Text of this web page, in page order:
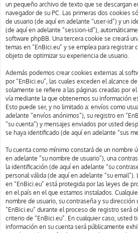
un pequeño archivo de texto que se descargan
navegador de su PC. Las primeras dos cookies
de usuario (de aquí en adelante “user-id”) y un
(de aquí en adelante “session-id”),
software phpBB. Una tercera cookie se creará
temas en “EnBici.eu” y se emplea para registrar
objeto de optimizar su experiencia de usuario.
Además podemos crear cookies externas al
por “EnBici.eu”, las cuales exceden el alcance
solamente se refiere a las páginas creadas por
vía mediante la que obtenemos su información
Esto puede ser, y no limitado a: envíos como
adelante “envíos anónimos”), su registro en
“su cuenta”) y mensajes enviados por usted
se haya identificado (de aquí en adelante “sus
Tu cuenta como mínimo constará de un nombre
en adelante “su nombre de usuario”), una
la identificación (de aquí en adelante “su
personal válida (de aquí en adelante “su
en “EnBici.eu” está protegida por las leyes de
en el país en el que estamos instalados.
nombre de usuario, su contraseña y su dirección
“EnBici.eu” durante el proceso de registro será
criterio de “EnBici.eu”. En cualquier caso, usted
información en su cuenta será públicamente